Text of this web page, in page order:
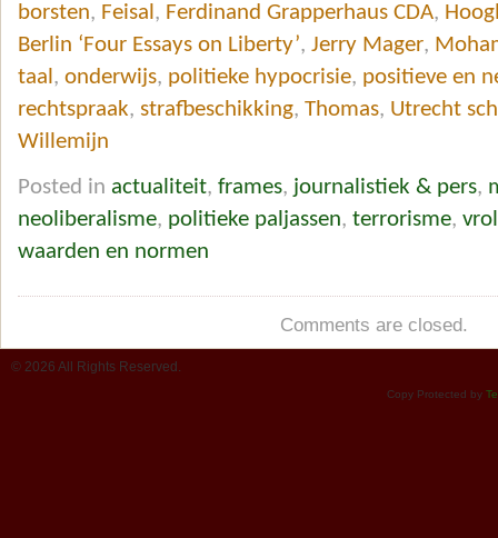
borsten, Feisal, Ferdinand Grapperhaus CDA,
Berlin ‘Four Essays on Liberty’, Jerry Mager,
taal, onderwijs, politieke hypocrisie, positieve en
rechtspraak, strafbeschikking, Thomas, Utrecht
Willemijn
Posted in actualiteit, frames, journalistiek & pers,
neoliberalisme, politieke paljassen, terrorisme,
waarden en normen
Comments are closed.
© 2026 All Rights Reserved.
Copy Protected by